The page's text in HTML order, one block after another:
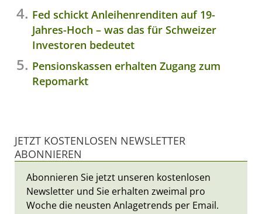
Fed schickt Anleihenrenditen auf 19-
Jahres-Hoch – was das für Schweizer
Investoren bedeutet
Pensionskassen erhalten Zugang zum
Repomarkt
JETZT KOSTENLOSEN NEWSLETTER
ABONNIEREN
Abonnieren Sie jetzt unseren kostenlosen
Newsletter und Sie erhalten zweimal pro
Woche die neusten Anlagetrends per Email.